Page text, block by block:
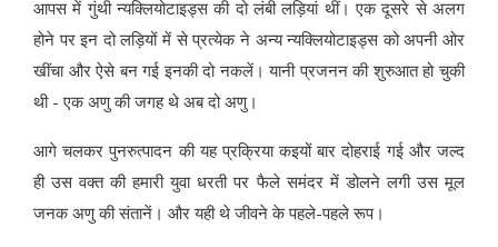
आपस में गुंथी न्यक्लियोटाइड्स की दो लंबी लड़ियां थीं। एक दूसरे से अलग
होने पर इन दो लड़ियों में से प्रत्येक ने अन्य न्यक्लियोटाइड्स को अपनी ओर
खींचा और ऐसे बन गई इनकी दो नकलें। यानी प्रजनन की शुरुआत हो चुकी
थी - एक अणु की जगह थे अब दो अणु।
आगे चलकर पुनरुत्पादन की यह प्रक्रिया कइयों बार दोहराई गई और जल्द
ही उस वक्त की हमारी युवा धरती पर फैले समंदर में डोलने लगी उस मूल
जनक अणु की संतानें। और यही थे जीवने के पहले-पहले रूप।